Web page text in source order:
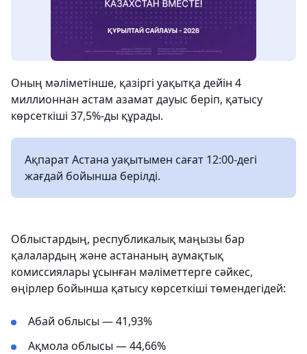
Оның мәліметінше, қазіргі уақытқа дейін 4
миллионнан астам азамат дауыс беріп, қатысу
көрсеткіші 37,5%-ды құрады.
Ақпарат Астана уақытымен сағат 12:00-дегі
жағдай бойынша берілді.
Облыстардың, республикалық маңызы бар
қалалардың және астананың аумақтық
комиссиялары ұсынған мәліметтерге сәйкес,
өңірлер бойынша қатысу көрсеткіші төмендегідей:
Абай облысы — 41,93%
Ақмола облысы — 44,66%